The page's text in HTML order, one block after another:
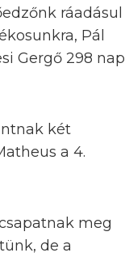
ráadásul
Pál
Gergő 298 nap
két
a 4.
meg
de a